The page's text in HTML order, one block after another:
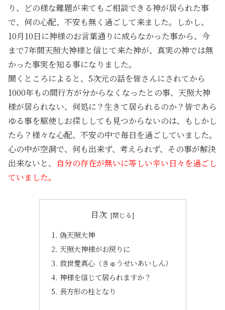
り、どの様な難題が来てもご相談できる神が居られた事
で、何の心配、不安も無く過ごして来ました。しかし、
10月10日に神様のお言葉通りに成らなかった事から、今
まで7年間天照大神様と信じて来た神が、真実の神では無
かった事実を知る事になりました。
聞くところによると、5次元の話を皆さんにされてから
1000年もの間行方が分からなくなったとの事、天照大神
様が居られない、何処に？生きて居られるのか？皆であら
ゆる事を駆使しお探ししても見つからないのは、もしかし
たら？様々な心配、不安の中で毎日を過ごしていました。
心の中が空洞で、何も出来ず、考えられず、その事が解決
出来ないと、
自分の存在が無いに等しい辛い日々を過ごし
ていました。
目次
偽天照大神
天照大神様がお戻りに
救世愛真心（きゅうせいあいしん）
神様を信じて居られますか？
長方形の柱となり